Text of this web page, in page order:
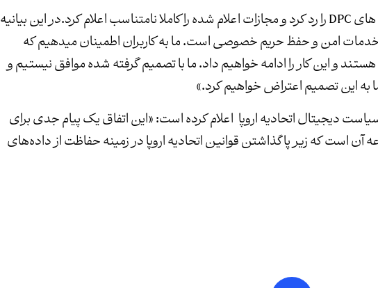
واتس‌اپ نیز طی بیانیه‌ای نتایج بررسی های DPC را رد کرد و مجازات اعلام شده را کاملا نامتناسب اعلام کرد.در این بیانیه
امن و حفظ حریم خصوصی است. ما به کاربران اطمینان میدهیم که
و این کار را ادامه خواهیم داد. ما با تصمیم گرفته شده موافق نیستیم و
به این تصمیم اعتراض خواهیم کرد.»
دیجیتال اتحادیه اروپا اعلام کرده است: «این اتفاق یک پیام جدی برای
است که زیر پاگذاشتن قوانین اتحادیه اروپا در زمینه حفاظت از داده‌های